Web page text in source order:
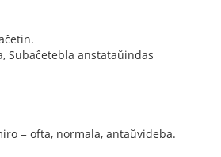
Subaĉetebla anstataŭindas
= ofta, normala, antaŭvideba.